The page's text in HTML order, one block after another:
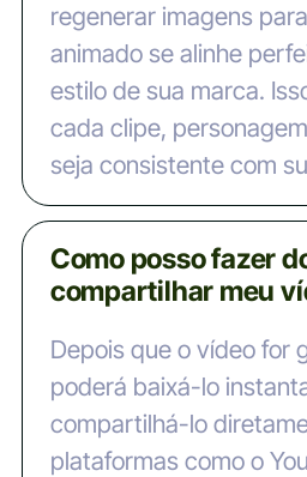
regenerar imagens
animado se alinhe
estilo de sua marca.
cada clipe,
seja consistente com
Como posso fazer
compartilhar meu
Depois que o vídeo for
poderá baixá-lo
compartilhá-lo
plataformas como o